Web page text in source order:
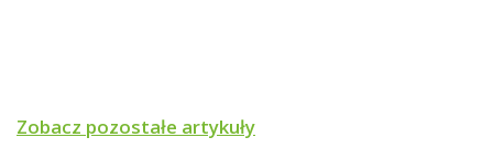
Zobacz pozostałe artykuły